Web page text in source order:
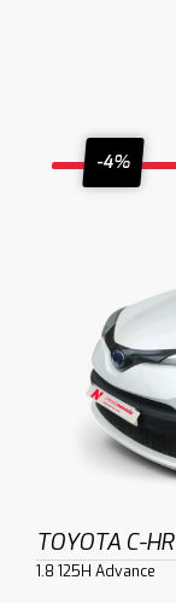
-4%
TOYOTA C-HR
1.8 125H Advance